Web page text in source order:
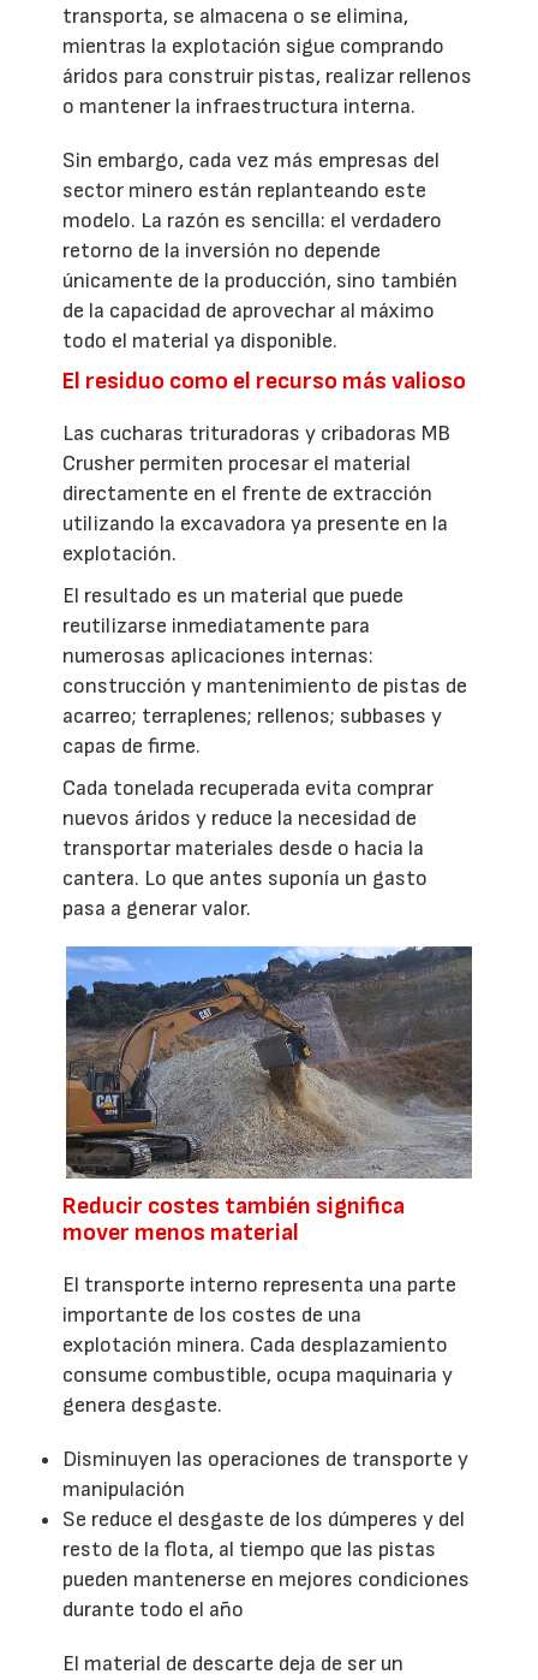
transporta, se almacena o se elimina,
mientras la explotación sigue comprando
áridos para construir pistas, realizar rellenos
o mantener la infraestructura interna.
Sin embargo, cada vez más empresas del
sector minero están replanteando este
modelo. La razón es sencilla: el verdadero
retorno de la inversión no depende
únicamente de la producción, sino también
de la capacidad de aprovechar al máximo
todo el material ya disponible.
El residuo como el recurso más valioso
Las cucharas trituradoras y cribadoras MB
Crusher permiten procesar el material
directamente en el frente de extracción
utilizando la excavadora ya presente en la
explotación.
El resultado es un material que puede
reutilizarse inmediatamente para
numerosas aplicaciones internas:
construcción y mantenimiento de pistas de
acarreo; terraplenes; rellenos; subbases y
capas de firme.
Cada tonelada recuperada evita comprar
nuevos áridos y reduce la necesidad de
transportar materiales desde o hacia la
cantera. Lo que antes suponía un gasto
pasa a generar valor.
Reducir costes también significa
mover menos material
El transporte interno representa una parte
importante de los costes de una
explotación minera. Cada desplazamiento
consume combustible, ocupa maquinaria y
genera desgaste.
Disminuyen las operaciones de transporte y
manipulación
Se reduce el desgaste de los dúmperes y del
resto de la flota, al tiempo que las pistas
pueden mantenerse en mejores condiciones
durante todo el año
El material de descarte deja de ser un